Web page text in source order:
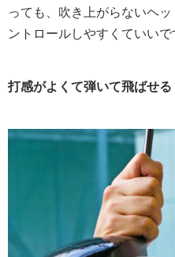
っても、吹き上がらないヘ
ントロールしやすくていいで
打感がよくて弾いて飛ばせる